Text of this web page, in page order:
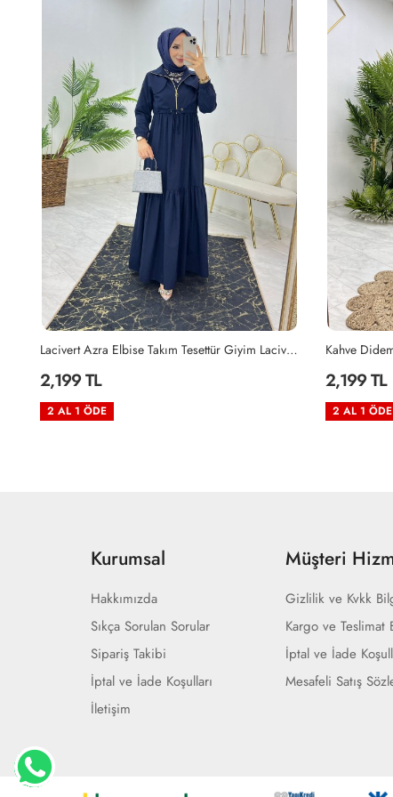
Kahve Didem Takım Tesettür Giyim Kahverengi
2,199 TL
2 AL 1 ÖDE
Haki Didem
2,199 TL
2 AL 1 ÖDE
Kurumsal
Hakkımızda
Sıkça Sorulan Sorular
Sipariş Takibi
İptal ve İade Koşulları
İletişim
Müşteri
Gizlilik ve Kvkk
Kargo ve Teslimat
İptal ve İade
Mesafeli Satış